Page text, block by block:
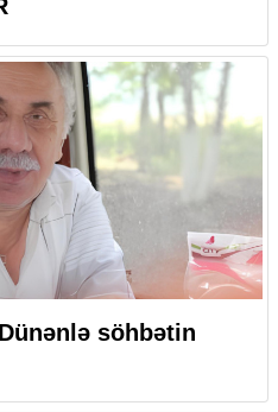
Dünənlə söhbətin